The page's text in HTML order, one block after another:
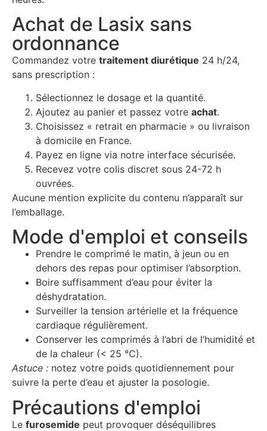
Achat de Lasix sans
ordonnance
Commandez votre traitement diurétique 24 h/24,
sans prescription :
Sélectionnez le dosage et la quantité.
Ajoutez au panier et passez votre achat.
Choisissez « retrait en pharmacie » ou livraison
à domicile en France.
Payez en ligne via notre interface sécurisée.
Recevez votre colis discret sous 24-72 h
ouvrées.
Aucune mention explicite du contenu n’apparaît sur
l’emballage.
Mode d'emploi et conseils
Prendre le comprimé le matin, à jeun ou en
dehors des repas pour optimiser l’absorption.
Boire suffisamment d’eau pour éviter la
déshydratation.
Surveiller la tension artérielle et la fréquence
cardiaque régulièrement.
Conserver les comprimés à l’abri de l’humidité et
de la chaleur (< 25 °C).
Astuce : notez votre poids quotidiennement pour
suivre la perte d’eau et ajuster la posologie.
Précautions d'emploi
Le furosemide peut provoquer déséquilibres